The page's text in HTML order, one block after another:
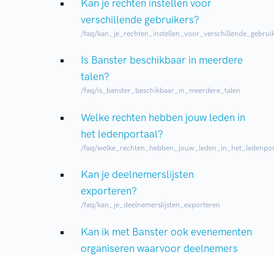
Kan je rechten instellen voor
verschillende gebruikers?
/faq/
Is Banster beschikbaar in meerdere
talen?
/faq/is_banster_beschikbaar_in_meerdere_talen
Welke rechten hebben jouw leden in
het ledenportaal?
/faq/
Kan je deelnemerslijsten
exporteren?
/faq/kan_je_deelnemerslijsten_exporteren
Kan ik met Banster ook evenementen
organiseren waarvoor deelnemers